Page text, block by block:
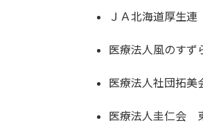
ＪＡ北海道厚生
医療法人風のす
医療法人社団拓
医療法人圭仁会